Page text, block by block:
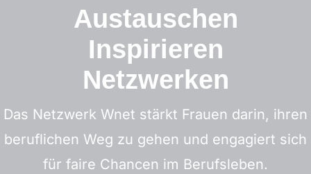
Mitglied werden
Neuigkeiten
Kontakt
Austauschen
Inspirieren
Netzwerken
Das Netzwerk Wnet stärkt Frauen darin, ihren
beruflichen Weg zu gehen und engagiert sich
für faire Chancen im Berufsleben.